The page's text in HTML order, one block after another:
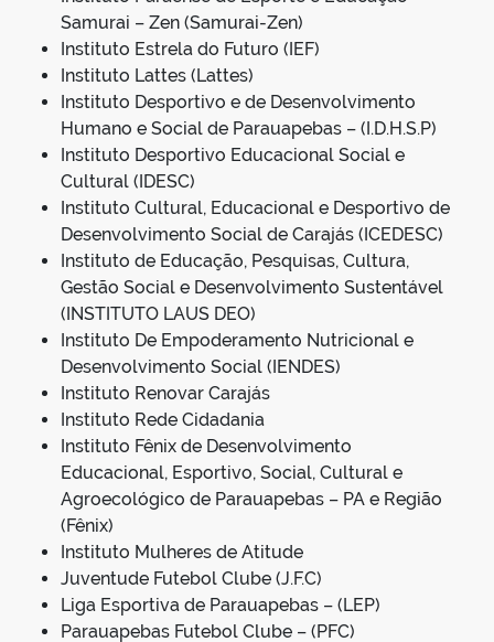
Samurai – Zen (Samurai-Zen)
Instituto Estrela do Futuro (IEF)
Instituto Lattes (Lattes)
Instituto Desportivo e de Desenvolvimento
Humano e Social de Parauapebas – (I.D.H.S.P)
Instituto Desportivo Educacional Social e
Cultural (IDESC)
Instituto Cultural, Educacional e Desportivo de
Desenvolvimento Social de Carajás (ICEDESC)
Instituto de Educação, Pesquisas, Cultura,
Gestão Social e Desenvolvimento Sustentável
(INSTITUTO LAUS DEO)
Instituto De Empoderamento Nutricional e
Desenvolvimento Social (IENDES)
Instituto Renovar Carajás
Instituto Rede Cidadania
Instituto Fênix de Desenvolvimento
Educacional, Esportivo, Social, Cultural e
Agroecológico de Parauapebas – PA e Região
(Fênix)
Instituto Mulheres de Atitude
Juventude Futebol Clube (J.F.C)
Liga Esportiva de Parauapebas – (LEP)
Parauapebas Futebol Clube – (PFC)